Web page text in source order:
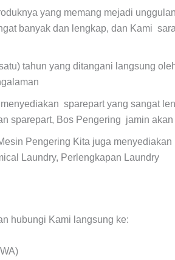
yang memang mejadi
banyak dan lengkap, dan Kami
tahun yang ditangani langsung
sparepart yang sangat
sparepart, Bos Pengering jamin akan
Pengering Kita juga menyediakan
Laundry, Perlengkapan Laundry
hubungi Kami langsung ke: